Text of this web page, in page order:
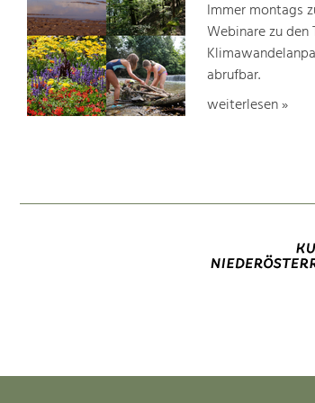
Immer montags
Webinare zu
abrufbar.
weiterlesen »